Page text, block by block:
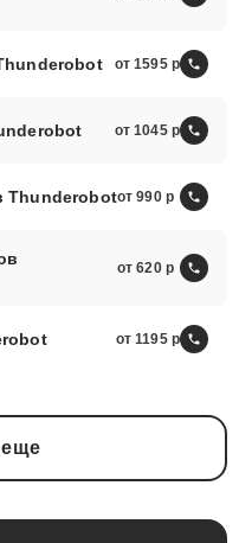
от 1595
от 1045
Thunderobotот 990
от 620
от 1195
еще